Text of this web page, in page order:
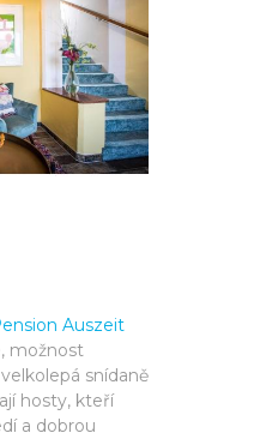
Auszeit
možnost
snídaně
hosty, kteří
a dobrou